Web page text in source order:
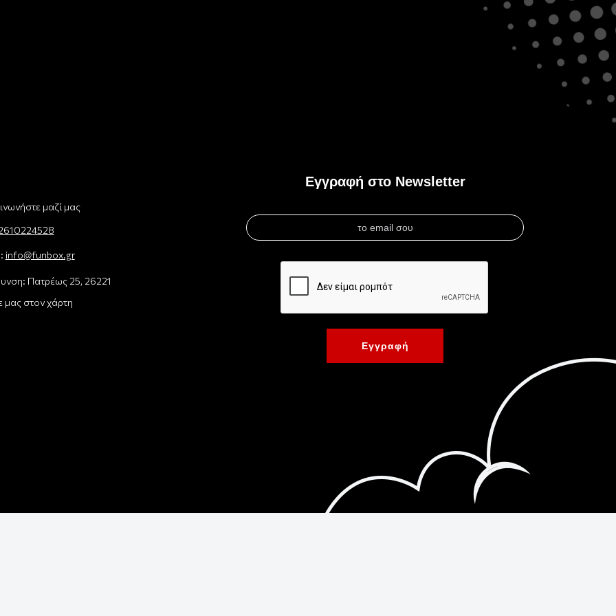
μαζί μας
info@funbox.gr
Πατρέως 25, 26221
μας στον χάρτη
Εγγραφή στο Newsletter
Εγγραφή